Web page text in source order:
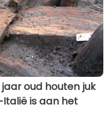
jaar oud houten juk
is aan het